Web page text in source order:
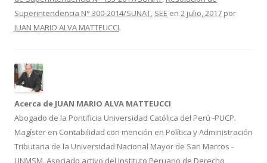
Superintendencia N° 300-2014/SUNAT, SEE en 2 julio, 2017 por
JUAN MARIO ALVA MATTEUCCI.
Acerca de JUAN MARIO ALVA MATTEUCCI
Abogado de la Pontificia Universidad Católica del Perú -PUCP.
Magíster en Contabilidad con mención en Política y Administración
Tributaria de la Universidad Nacional Mayor de San Marcos -
UNMSM. Asociado activo del Instituto Peruano de Derecho